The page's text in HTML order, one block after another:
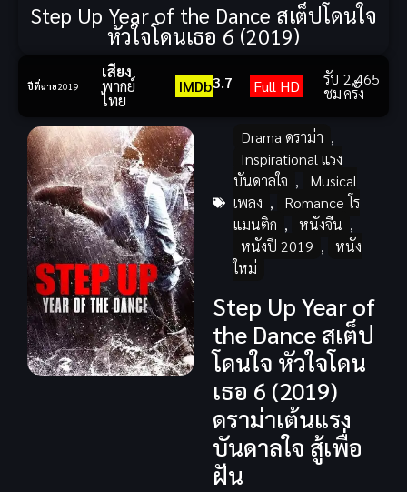
Step Up Year of the Dance สเต็ปโดนใจ
หัวใจโดนเธอ 6 (2019)
ปีที่ฉาย2019
เสียง
พากย์
ไทย
IMDb3.7 Full HD รับ
ชม
2,465
ครั้ง
Drama ดราม่า ,
Inspirational แรง
บันดาลใจ ,
Musical
เพลง ,
Romance โร
แมนติก , หนังจีน ,
หนังปี 2019 ,
หนัง
ใหม่
Step Up Year of
the Dance สเต็ป
โดนใจ หัวใจโดน
เธอ 6 (2019)
ดราม่าเต้นแรง
บันดาลใจ สู้เพื่อ
ฝัน